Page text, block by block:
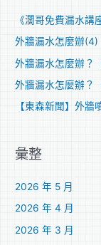
《濶哥免費漏水講
外牆漏水怎麼辦(4)
外牆漏水怎麼辦？
外牆漏水怎麼辦？
【東森新聞】外
彙整
2026 年 5 月
2026 年 4 月
2026 年 3 月